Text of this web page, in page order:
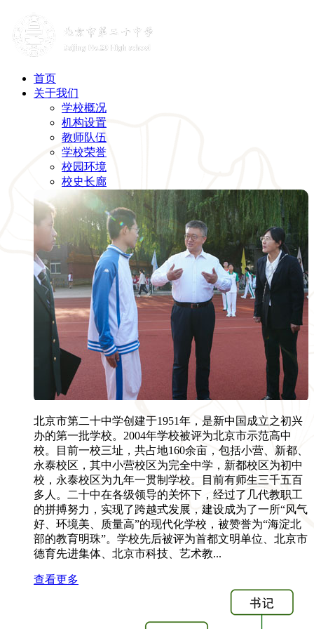
首页
关于我们
学校概况
机构设置
教师队伍
学校荣誉
校园环境
校史长廊
北京市第二十中学创建于1951年，是新中国成立之初兴
办的第一批学校。2004年学校被评为北京市示范高中
校。目前一校三址，共占地160余亩，包括小营、新都、
永泰校区，其中小营校区为完全中学，新都校区为初中
校，永泰校区为九年一贯制学校。目前有师生三千五百
多人。二十中在各级领导的关怀下，经过了几代教职工
的拼搏努力，实现了跨越式发展，建设成为了一所“风气
好、环境美、质量高”的现代化学校，被赞誉为“海淀北
部的教育明珠”。学校先后被评为首都文明单位、北京市
德育先进集体、北京市科技、艺术教...
查看更多